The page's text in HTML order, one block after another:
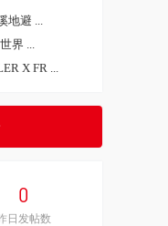
地避 ...
界 ...
X FR ...
0
日发帖数